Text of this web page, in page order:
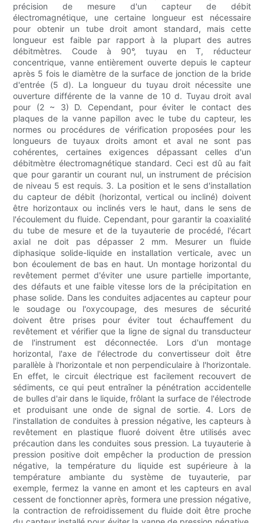
précision de mesure d'un capteur de débit
électromagnétique, une certaine longueur est nécessaire
pour obtenir un tube droit amont standard, mais cette
longueur est faible par rapport à la plupart des autres
débitmètres. Coude à 90°, tuyau en T, réducteur
concentrique, vanne entièrement ouverte depuis le capteur
après 5 fois le diamètre de la surface de jonction de la bride
d'entrée (5 d). La longueur du tuyau droit nécessite une
ouverture différente de la vanne de 10 d. Tuyau droit aval
pour (2 ~ 3) D. Cependant, pour éviter le contact des
plaques de la vanne papillon avec le tube du capteur, les
normes ou procédures de vérification proposées pour les
longueurs de tuyaux droits amont et aval ne sont pas
cohérentes, certaines exigences dépassant celles d'un
débitmètre électromagnétique standard. Ceci est dû au fait
que pour garantir un courant nul, un instrument de précision
de niveau 5 est requis. 3. La position et le sens d'installation
du capteur de débit (horizontal, vertical ou incliné) doivent
être horizontaux ou inclinés vers le haut, dans le sens de
l'écoulement du fluide. Cependant, pour garantir la coaxialité
du tube de mesure et de la tuyauterie de procédé, l'écart
axial ne doit pas dépasser 2 mm. Mesurer un fluide
diphasique solide-liquide en installation verticale, avec un
bon écoulement de bas en haut. Un montage horizontal du
revêtement permet d'éviter une usure partielle importante,
des défauts et une faible vitesse lors de la précipitation en
phase solide. Dans les conduites adjacentes au capteur pour
le soudage ou l'oxycoupage, des mesures de sécurité
doivent être prises pour éviter tout échauffement du
revêtement et vérifier que la ligne de signal du transducteur
de l'instrument est déconnectée. Lors d'un montage
horizontal, l'axe de l'électrode du convertisseur doit être
parallèle à l'horizontale et non perpendiculaire à l'horizontale.
En effet, le circuit électrique est facilement recouvert de
sédiments, ce qui peut entraîner la pénétration accidentelle
de bulles d'air dans le liquide, frôlant la surface de l'électrode
et produisant une onde de signal de sortie. 4. Lors de
l'installation de conduites à pression négative, les capteurs à
revêtement en plastique fluoré doivent être utilisés avec
précaution dans les conduites sous pression. La tuyauterie à
pression positive doit empêcher la production de pression
négative, la température du liquide est supérieure à la
température ambiante du système de tuyauterie, par
exemple, fermez la vanne en amont et les capteurs en aval
cessent de fonctionner après, formera une pression négative,
la contraction de refroidissement du fluide doit être proche